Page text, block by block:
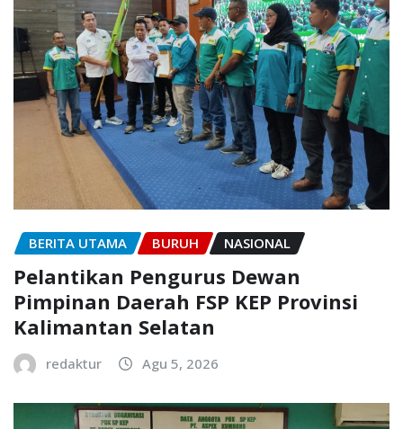
BERITA UTAMA BURUH NASIONAL
Pelantikan Pengurus Dewan
Pimpinan Daerah FSP KEP Provinsi
Kalimantan Selatan
redaktur Agu 5, 2026